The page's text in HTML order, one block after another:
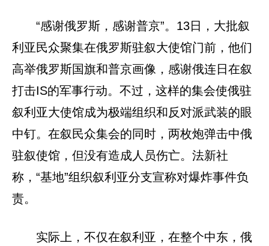
“感谢俄罗斯，感谢普京”。13日，大批叙
利亚民众聚集在俄罗斯驻叙大使馆门前，他们
高举俄罗斯国旗和普京画像，感谢俄连日在叙
打击IS的军事行动。不过，这样的集会使俄驻
叙利亚大使馆成为极端组织和反对派武装的眼
中钉。在叙民众集会的同时，两枚炮弹击中俄
驻叙使馆，但没有造成人员伤亡。法新社
称，“基地”组织叙利亚分支宣称对爆炸事件负
责。
实际上，不仅在叙利亚，在整个中东，俄